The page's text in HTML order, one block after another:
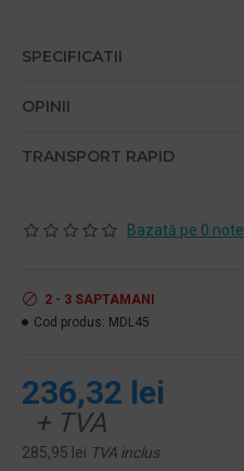
SPECIFICATII
OPINII
TRANSPORT RAPID
Bazată pe 0 note.
236,32 lei
+ TVA
285,95 lei TVA inclus
2 - 3 SAPTAMANI
Cod produs: MDL45